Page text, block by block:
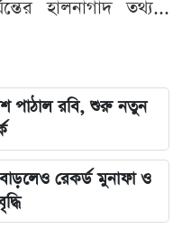
হালনাগাদ তথ্য...
পাঠাল রবি, শুরু নতুন
রেকর্ড মুনাফা ও